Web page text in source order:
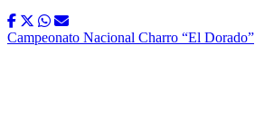
Campeonato Nacional Charro “El Dorado”